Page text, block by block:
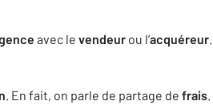
avec le vendeur ou l’acquéreur
. En fait, on parle de partage de frais